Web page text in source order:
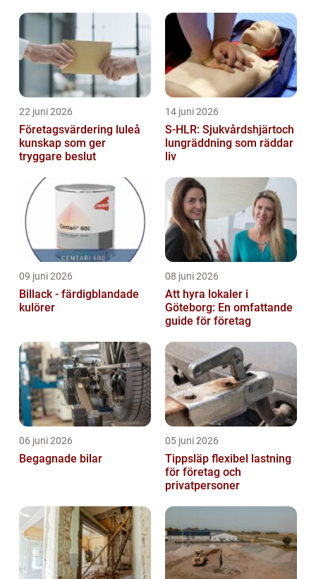
22 juni 2026
Företagsvärdering luleå
kunskap som ger
tryggare beslut
14 juni 2026
S-HLR: Sjukvårdshjärtoch
lungräddning som räddar
liv
09 juni 2026
Billack - färdigblandade
kulörer
08 juni 2026
Att hyra lokaler i
Göteborg: En omfattande
guide för företag
06 juni 2026
Begagnade bilar
05 juni 2026
Tippsläp flexibel lastning
för företag och
privatpersoner